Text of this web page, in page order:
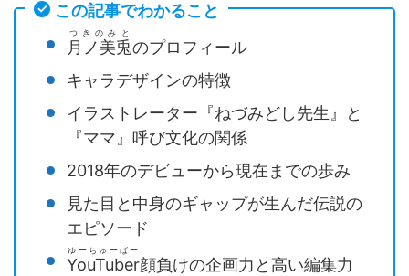
この記事でわかること
月ノ美兎
つきのみと
のプロフィール
キャラデザインの特徴
イラストレーター『ねづみどし先生』と
『ママ』呼び文化の関係
2018年のデビューから現在までの歩み
見た目と中身のギャップが生んだ伝説の
エピソード
YouTuber
ゆーちゅーばー
顔負けの企画力と高い編集力